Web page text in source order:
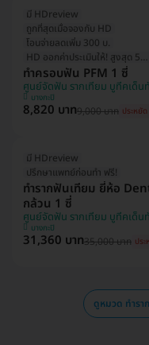
มี HDreview
ถูกที่สุดเมื่อจองกับ HD
โอนจ่ายลดเพิ่ม 300 บ.
HD ออกค่าประเมินให้! สูงสุด 500 บ.
ทำครอบฟัน PFM 1 ซี่
ศูนย์จัดฟัน รากเทียม บูทีคเด็น
บางกะปิ
8,820 บาท9,000 บาท ประหยั
มี HDreview
ปรึกษาแพทย์ก่อนทำ ฟรี!
ทำรากฟันเทียม ยี่ห้อ
กล้วน 1 ซี่
ศูนย์จัดฟัน รากเทียม บูทีคเด็น
บางกะปิ
31,360 บาท35,000 บาท ปร
ดูหมวด ทำร